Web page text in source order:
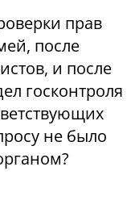
прав
после
и после
госконтроля
не было